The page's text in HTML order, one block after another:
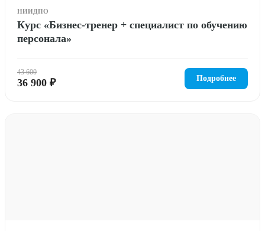
НИИДПО
Курс «Бизнес-тренер + специалист по обучению
персонала»
43 600
36 900 ₽ Подробнее